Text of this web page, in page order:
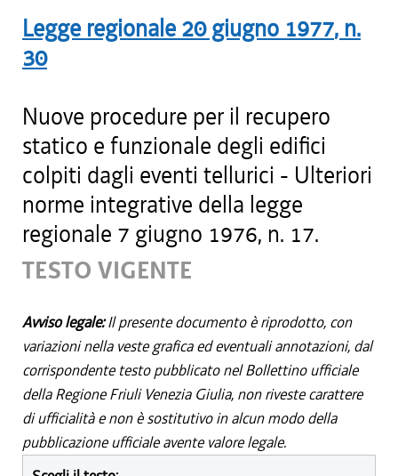
Legge regionale 20 giugno 1977, n.
30
Nuove procedure per il recupero
statico e funzionale degli edifici
colpiti dagli eventi tellurici - Ulteriori
norme integrative della legge
regionale 7 giugno 1976, n. 17.
TESTO VIGENTE
Avviso legale:Il presente documento è riprodotto, con
variazioni nella veste grafica ed eventuali annotazioni, dal
corrispondente testo pubblicato nel Bollettino ufficiale
della Regione Friuli Venezia Giulia, non riveste carattere
di ufficialità e non è sostitutivo in alcun modo della
pubblicazione ufficiale avente valore legale.